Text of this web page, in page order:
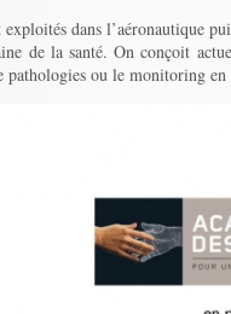
dans l’aéronautique
de la santé. On conçoit
pathologies ou le monitoring